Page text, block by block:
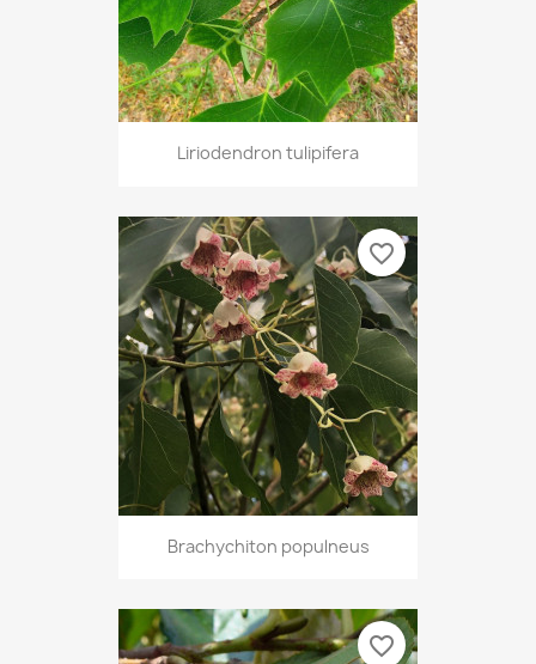
Liriodendron tulipifera
Brachychiton populneus
favorite_border
favorite_border